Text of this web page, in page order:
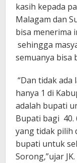
kasih kepada
Malagam dan
bisa menerima
sehingga
semuanya bisa
“Dan tidak ada
hanya 1 di
adalah bupati
Bupati bagi 40.
yang tidak pilih
bupati untuk
Sorong,”ujar JK.